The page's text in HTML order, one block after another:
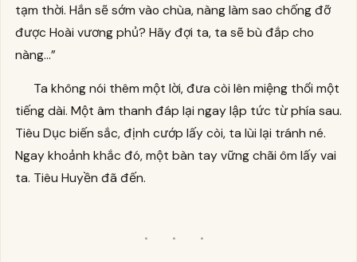
tạm thời. Hắn sẽ sớm vào chùa, nàng làm sao chống đỡ
được Hoài vương phủ? Hãy đợi ta, ta sẽ bù đắp cho
nàng…”
Ta không nói thêm một lời, đưa còi lên miệng thổi một
tiếng dài. Một âm thanh đáp lại ngay lập tức từ phía sau.
Tiêu Dục biến sắc, định cướp lấy còi, ta lùi lại tránh né.
Ngay khoảnh khắc đó, một bàn tay vững chãi ôm lấy vai
ta. Tiêu Huyền đã đến.
· · ·